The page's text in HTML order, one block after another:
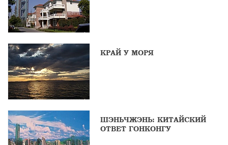
КРАЙ У МОРЯ
ШЭНЬЧЖЭНЬ: КИТАЙСКИЙ
ОТВЕТ ГОНКОНГУ